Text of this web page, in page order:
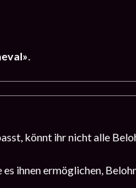
könnt ihr nicht alle
ihnen ermöglichen,